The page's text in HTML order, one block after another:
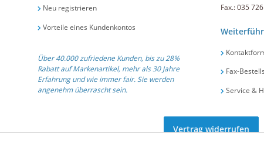
Neu registrieren
Vorteile eines Kundenkontos
Über 40.000 zufriedene Kunden, bis zu 28%
Rabatt auf Markenartikel, mehr als 30 Jahre
Erfahrung und wie immer fair. Sie werden
angenehm überrascht sein.
Fax.: 035
Fax-
Service &
Vertrag widerrufen